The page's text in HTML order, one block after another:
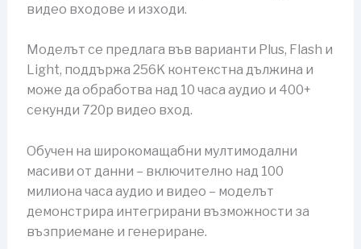
видео входове и изходи.
Моделът се предлага във варианти Plus, Flash и
Light, поддържа 256K контекстна дължина и
може да обработва над 10 часа аудио и 400+
секунди 720p видео вход.
Обучен на широкомащабни мултимодални
масиви от данни – включително над 100
милиона часа аудио и видео – моделът
демонстрира интегрирани възможности за
възприемане и генериране.